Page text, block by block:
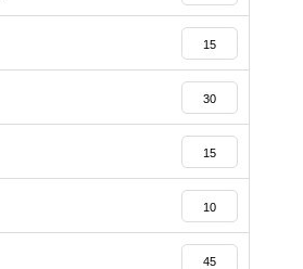
15
30
15
10
45